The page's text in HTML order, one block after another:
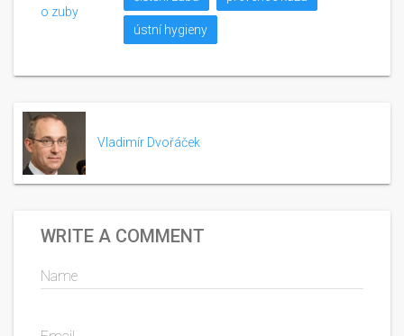
o zuby
ústní hygieny
Vladimír Dvořáček
WRITE A COMMENT
Name